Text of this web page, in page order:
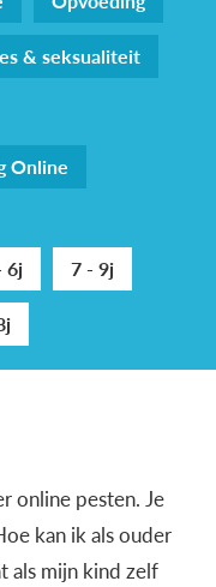
& seksualiteit
Online
6j
7 - 9j
online pesten. Je
kan ik als ouder
als mijn kind zelf